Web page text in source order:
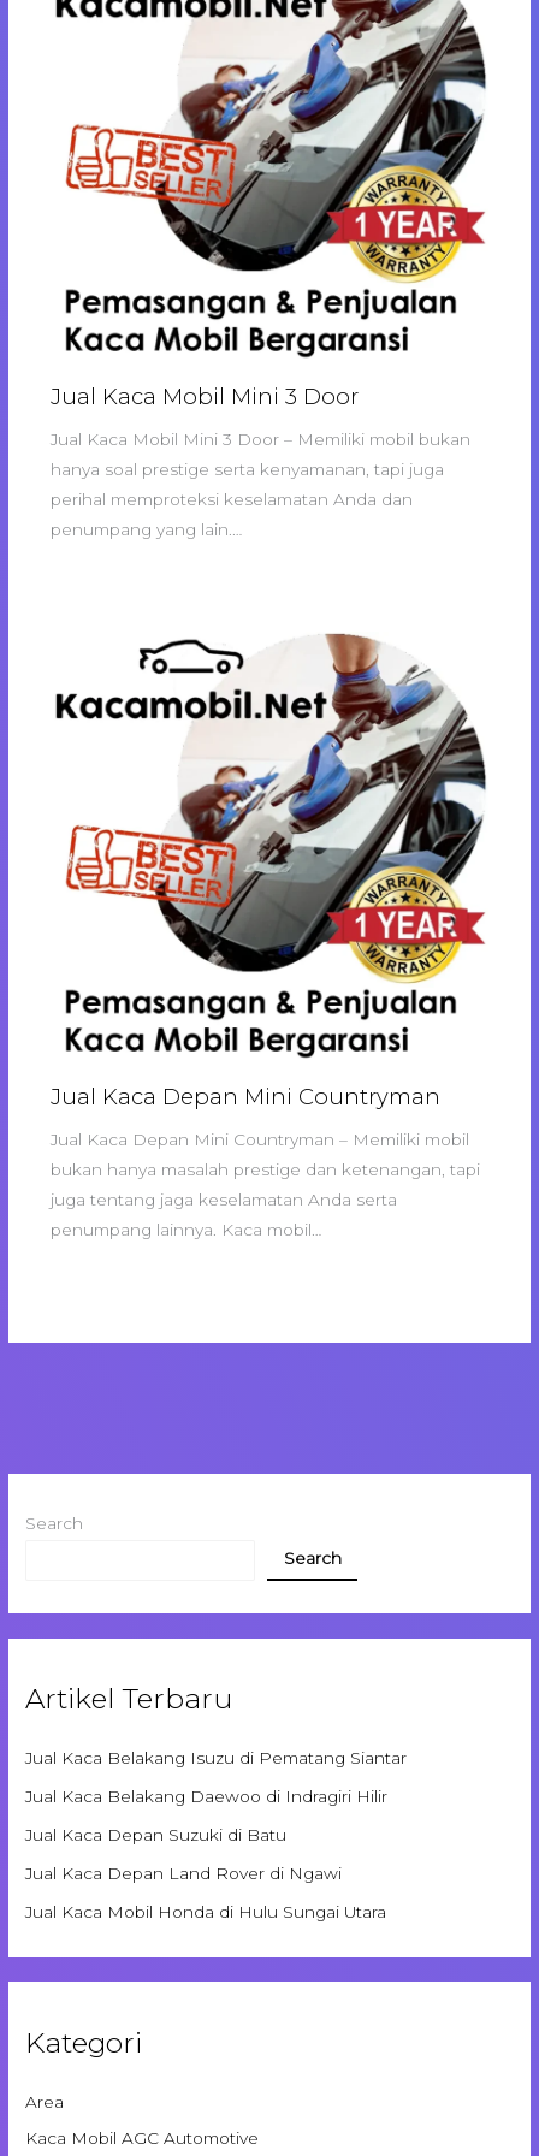
Jual Kaca Mobil Mini 3 Door
Jual Kaca Mobil Mini 3 Door – Memiliki mobil bukan
hanya soal prestige serta kenyamanan, tapi juga
perihal memproteksi keselamatan Anda dan
penumpang yang lain.…
Jual Kaca Depan Mini Countryman
Jual Kaca Depan Mini Countryman – Memiliki mobil
bukan hanya masalah prestige dan ketenangan, tapi
juga tentang jaga keselamatan Anda serta
penumpang lainnya. Kaca mobil…
Search
Search
Artikel Terbaru
Jual Kaca Belakang Isuzu di Pematang Siantar
Jual Kaca Belakang Daewoo di Indragiri Hilir
Jual Kaca Depan Suzuki di Batu
Jual Kaca Depan Land Rover di Ngawi
Jual Kaca Mobil Honda di Hulu Sungai Utara
Kategori
Area
Kaca Mobil AGC Automotive